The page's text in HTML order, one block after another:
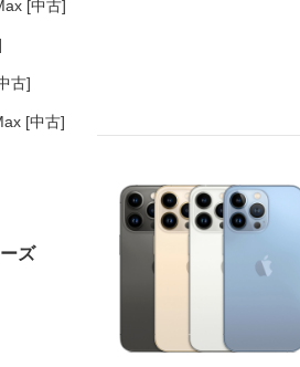
[中古]
古]
[中古]
ズ